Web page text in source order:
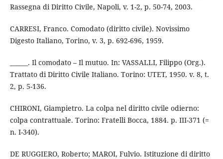
Rassegna di Diritto Civile, Napoli, v. 1-2, p. 50-74, 2003.
CARRESI, Franco. Comodato (diritto civile). Novissimo
Digesto Italiano, Torino, v. 3, p. 692-696, 1959.
______. Il comodato – Il mutuo. In: VASSALLI, Filippo (Org.).
Trattato di Diritto Civile Italiano. Torino: UTET, 1950. v. 8, t.
2, p. 5-136.
CHIRONI, Giampietro. La colpa nel diritto civile odierno:
colpa contrattuale. Torino: Fratelli Bocca, 1884. p. III-371 (=
n. I-340).
DE RUGGIERO, Roberto; MAROI, Fulvio. Istituzione di diritto